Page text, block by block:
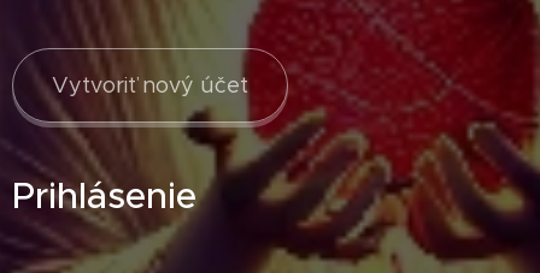
Vytvoriť nový účet
Prihlásenie